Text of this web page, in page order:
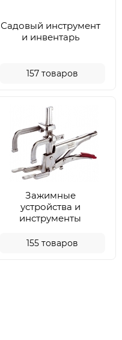
Садовый инструмент
и инвентарь
157 товаров
Зажимные
устройства и
инструменты
155 товаров